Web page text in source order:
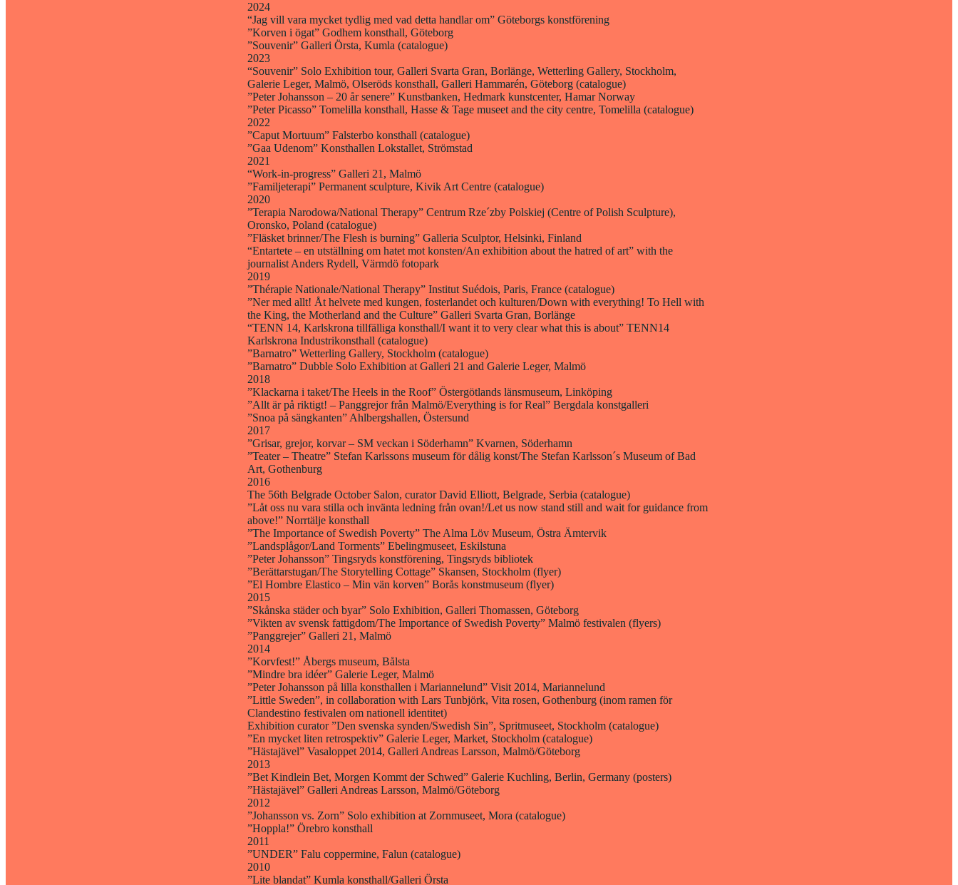
2024
“Jag vill vara mycket tydlig med vad detta handlar om” Göteborgs konstförening
”Korven i ögat” Godhem konsthall, Göteborg
”Souvenir” Galleri Örsta, Kumla (catalogue)
2023
“Souvenir” Solo Exhibition tour, Galleri Svarta Gran, Borlänge, Wetterling Gallery, Stockholm,
Galerie Leger, Malmö, Olseröds konsthall, Galleri Hammarén, Göteborg (catalogue)
”Peter Johansson – 20 år senere” Kunstbanken, Hedmark kunstcenter, Hamar Norway
”Peter Picasso” Tomelilla konsthall, Hasse & Tage museet and the city centre, Tomelilla (catalogue)
2022
”Caput Mortuum” Falsterbo konsthall (catalogue)
”Gaa Udenom” Konsthallen Lokstallet, Strömstad
2021
“Work-in-progress” Galleri 21, Malmö
”Familjeterapi” Permanent sculpture, Kivik Art Centre (catalogue)
2020
”Terapia Narodowa/National Therapy” Centrum Rze´zby Polskiej (Centre of Polish Sculpture),
Oronsko, Poland (catalogue)
”Fläsket brinner/The Flesh is burning” Galleria Sculptor, Helsinki, Finland
“Entartete – en utställning om hatet mot konsten/An exhibition about the hatred of art” with the
journalist Anders Rydell, Värmdö fotopark
2019
”Thérapie Nationale/National Therapy” Institut Suédois, Paris, France (catalogue)
”Ner med allt! Åt helvete med kungen, fosterlandet och kulturen/Down with everything! To Hell with
the King, the Motherland and the Culture” Galleri Svarta Gran, Borlänge
“TENN 14, Karlskrona tillfälliga konsthall/I want it to very clear what this is about” TENN14
Karlskrona Industrikonsthall (catalogue)
”Barnatro” Wetterling Gallery, Stockholm (catalogue)
”Barnatro” Dubble Solo Exhibition at Galleri 21 and Galerie Leger, Malmö
2018
”Klackarna i taket/The Heels in the Roof” Östergötlands länsmuseum, Linköping
”Allt är på riktigt! – Panggrejor från Malmö/Everything is for Real” Bergdala konstgalleri
”Snoa på sängkanten” Ahlbergshallen, Östersund
2017
”Grisar, grejor, korvar – SM veckan i Söderhamn” Kvarnen, Söderhamn
”Teater – Theatre” Stefan Karlssons museum för dålig konst/The Stefan Karlsson´s Museum of Bad
Art, Gothenburg
2016
The 56th Belgrade October Salon, curator David Elliott, Belgrade, Serbia (catalogue)
”Låt oss nu vara stilla och invänta ledning från ovan!/Let us now stand still and wait for guidance from
above!” Norrtälje konsthall
”The Importance of Swedish Poverty” The Alma Löv Museum, Östra Ämtervik
”Landsplågor/Land Torments” Ebelingmuseet, Eskilstuna
”Peter Johansson” Tingsryds konstförening, Tingsryds bibliotek
”Berättarstugan/The Storytelling Cottage” Skansen, Stockholm (flyer)
”El Hombre Elastico – Min vän korven” Borås konstmuseum (flyer)
2015
”Skånska städer och byar” Solo Exhibition, Galleri Thomassen, Göteborg
”Vikten av svensk fattigdom/The Importance of Swedish Poverty” Malmö festivalen (flyers)
”Panggrejer” Galleri 21, Malmö
2014
”Korvfest!” Åbergs museum, Bålsta
”Mindre bra idéer” Galerie Leger, Malmö
”Peter Johansson på lilla konsthallen i Mariannelund” Visit 2014, Mariannelund
”Little Sweden”, in collaboration with Lars Tunbjörk, Vita rosen, Gothenburg (inom ramen för
Clandestino festivalen om nationell identitet)
Exhibition curator ”Den svenska synden/Swedish Sin”, Spritmuseet, Stockholm (catalogue)
”En mycket liten retrospektiv” Galerie Leger, Market, Stockholm (catalogue)
”Hästajävel” Vasaloppet 2014, Galleri Andreas Larsson, Malmö/Göteborg
2013
”Bet Kindlein Bet, Morgen Kommt der Schwed” Galerie Kuchling, Berlin, Germany (posters)
”Hästajävel” Galleri Andreas Larsson, Malmö/Göteborg
2012
”Johansson vs. Zorn” Solo exhibition at Zornmuseet, Mora (catalogue)
”Hoppla!” Örebro konsthall
2011
”UNDER” Falu coppermine, Falun (catalogue)
2010
”Lite blandat” Kumla konsthall/Galleri Örsta